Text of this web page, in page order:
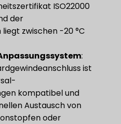
ISO22000
der
zwischen -20 °C
:
ist
kompatibel und
Austausch von
oder